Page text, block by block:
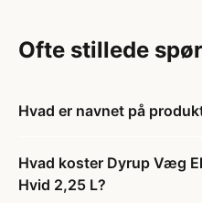
Ofte stillede
Hvad er navnet på
Hvad koster Dyrup Væg
Hvid 2,25 L?